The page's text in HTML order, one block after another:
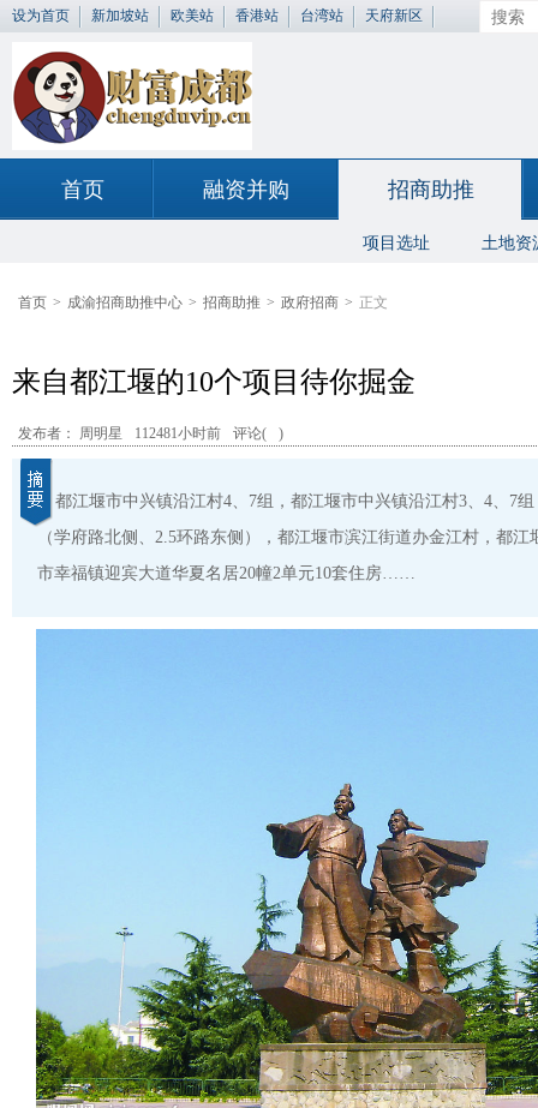
设为首页 新加坡站 欧美站 香港站 台湾站 天府新区
首页 融资并购 招商助推
项目选址 土地资
首页 > 成渝招商助推中心 > 招商助推 > 政府招商 > 正文
来自都江堰的10个项目待你掘金
发布者： 周明星 112481小时前 评论( )
都江堰市中兴镇沿江村4、7组，都江堰市中兴镇沿江村3、4、7
（学府路北侧、2.5环路东侧），都江堰市滨江街道办金江村，都
市幸福镇迎宾大道华夏名居20幢2单元10套住房……